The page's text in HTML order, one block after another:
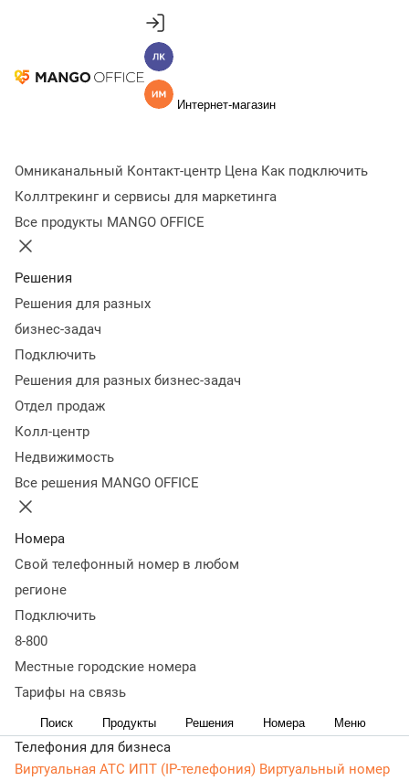
MANGO OFFICE
Единые бизнес-коммуникации
Омниканальный Контакт-центр Цена Как подключить
Коллтрекинг и сервисы для маркетинга
Все продукты MANGO OFFICE
Решения
Решения для разных
бизнес-задач
Подключить
Решения для разных бизнес-задач
Отдел продаж
Колл-центр
Недвижимость
Все решения MANGO OFFICE
Номера
Свой телефонный номер в любом
регионе
Подключить
8-800
Местные городские номера
Тарифы на связь
Поиск Продукты Решения Номера Меню
Интернет-магазин
Вход и регистрация
Зарегистрируйтесь, чтобы получить доступ
ко всем возможностям
Некорректно заполнено поле "ФИО"
Пароль
Некорректно заполнено поле "Пароль"
Сгенерировать пароль
Повторите пароль
Мобильный телефон
Некорректно заполнено поле "Мобильный телефон"
E-mail
Некорректно заполнено поле "E-mail"
У меня есть промокод
Некорректно заполнено поле "Промокод"
Я даю согласие наобработку своих данных
Я согласен на
о продуктах и услугах, экспертных материалов, новостях,
информации о текущих акциях и бонусах
по предоставленным каналам связи
Круглосуточно
Телефония для бизнеса
Виртуальная АТС ИПТ (IP-телефония) Виртуальный номер